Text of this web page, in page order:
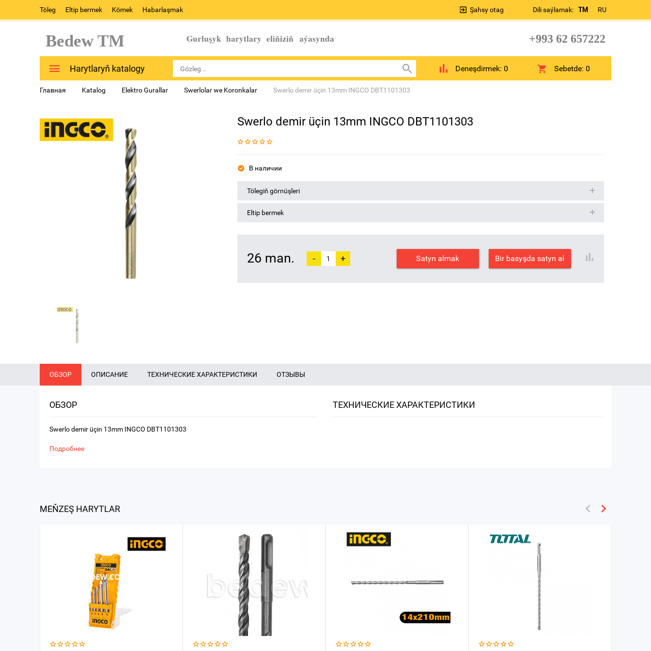
Töleg Eltip bermek Kömek Habarlaşmak Dili saýlamak: TM RU
Şahsy otag
Bedew TM Gurluşyk harytlary eliňiziň aýasynda +993 62 657222
Harytlaryň katalogy Deneşdirmek: 0 Sebetde:0
Главная Katalog Elektro Gurallar Swerlolar we Koronkalar Swerlo demir üçin 13mm INGCO DBT1101303
Swerlo demir üçin 13mm INGCO DBT1101303
В наличии
Tölegiň görnüşleri
Eltip bermek
26 man. - + Satyn almak Bir basyşda satyn al
ОБЗОР ОПИСАНИЕ ТЕХНИЧЕСКИЕ ХАРАКТЕРИСТИКИ ОТЗЫВЫ
ОБЗОР
Swerlo demir üçin 13mm INGCO DBT1101303
Подробнее
ТЕХНИЧЕСКИЕ ХАРАКТЕРИСТИКИ
MEŇZEŞ HARYTLAR